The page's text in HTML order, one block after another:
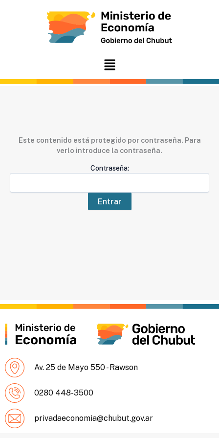
Menú
Este contenido está protegido por contraseña. Para
verlo introduce la contraseña.
Contraseña:
Av. 25 de Mayo 550 - Rawson
0280 448-3500
privadaeconomia@chubut.gov.ar